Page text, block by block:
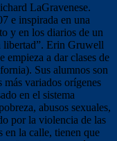
LaGravenese.
e inspirada en una
y en los diarios de un
libertad”. Erin Gruwell
empieza a dar clases de
Sus alumnos son
variados orígenes
en el sistema
abusos sexuales,
por la violencia de las
en la calle, tienen que